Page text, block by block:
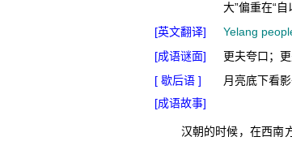
大”偏重在“
[英文翻译]
Yelang
[成语谜面]
更夫夸口；
[ 歇后语 ]
月亮底下看
[成语故事]
汉朝的时候，在西南